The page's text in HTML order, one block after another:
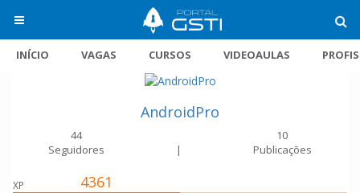
INÍCIO VAGAS CURSOS VIDEOAULAS
AndroidPro
44
Seguidores
|
10
Publicações
XP 4361